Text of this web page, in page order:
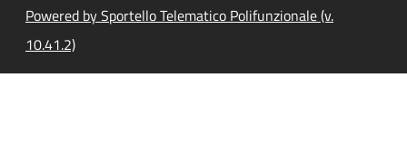
Powered by Sportello Telematico Polifunzionale (v.
10.41.2)